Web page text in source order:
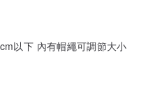
以下 內有帽繩可調節大小